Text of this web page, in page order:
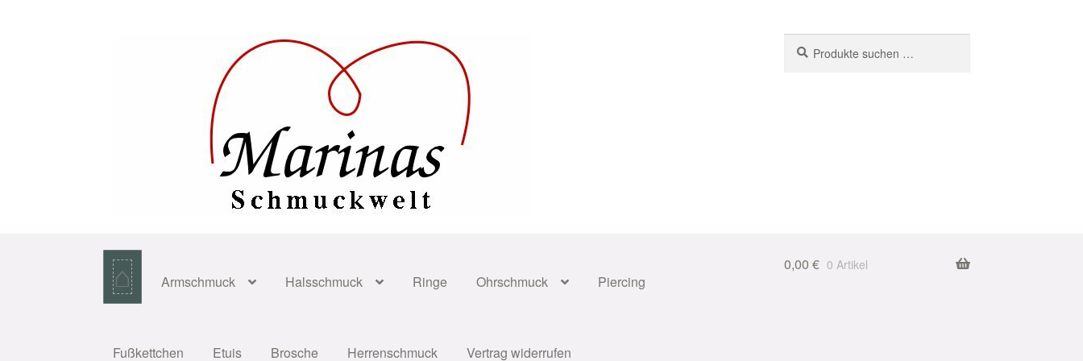
nach:
⌂ Armschmuck Halsschmuck Ringe Ohrschmuck Piercing
Fußkettchen Etuis Brosche Herrenschmuck Vertrag widerrufen
0,00 € 0 Artikel